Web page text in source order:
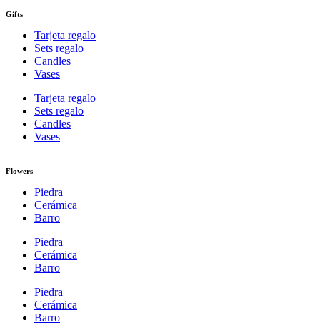
Gifts
Tarjeta regalo
Sets regalo
Candles
Vases
Tarjeta regalo
Sets regalo
Candles
Vases
Flowers
Piedra
Cerámica
Barro
Piedra
Cerámica
Barro
Piedra
Cerámica
Barro